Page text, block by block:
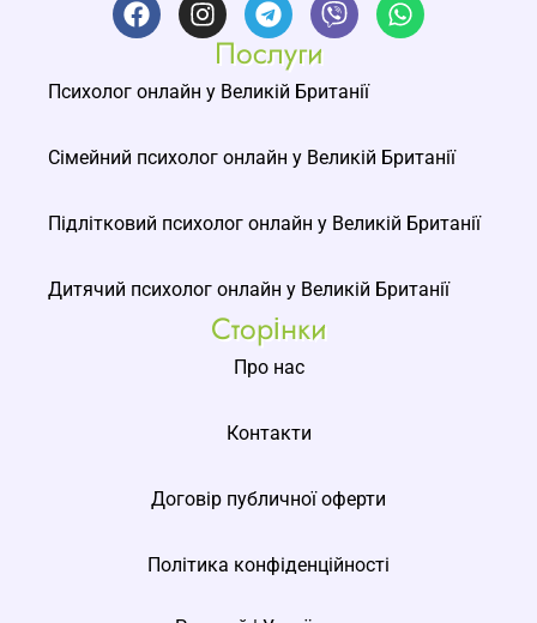
Послуги
Психолог онлайн у Великій Британії
Сімейний психолог онлайн у Великій Британії
Підлітковий психолог онлайн у Великій Британії
Дитячий психолог онлайн у Великій Британії
Сторінки
Про нас
Контакти
Договір публичної оферти
Політика конфіденційності